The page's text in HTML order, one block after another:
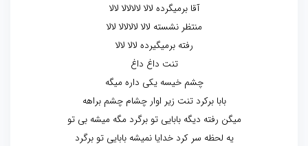
آقا برمیگرده لالا لالالالا لالا
منتظر نشسته لالا لالالالا لالا
رفته برمیگیرده لالا لالا
تنت داغ داغ
چشم خیسه یکی داره میگه
بابا برکرد تنت زیر اوار چشام چشم براهه
میگن رفته دیگه بابایی تو برگرد مگه میشه بی تو
یه لحظه سر کرد خدایا نمیشه بابایی تو برگرد